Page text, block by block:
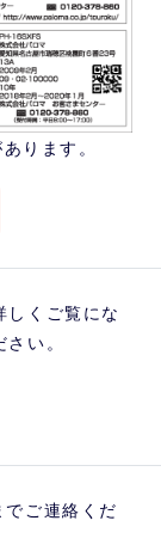
ります。
しくご覧にな
い。
ご連絡くだ